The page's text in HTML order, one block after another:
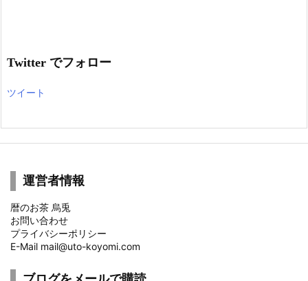
Twitter でフォロー
ツイート
運営者情報
暦のお茶 烏兎
お問い合わせ
プライバシーポリシー
E-Mail mail@uto-koyomi.com